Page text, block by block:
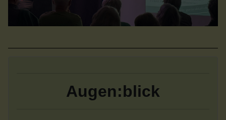
Augen:blick